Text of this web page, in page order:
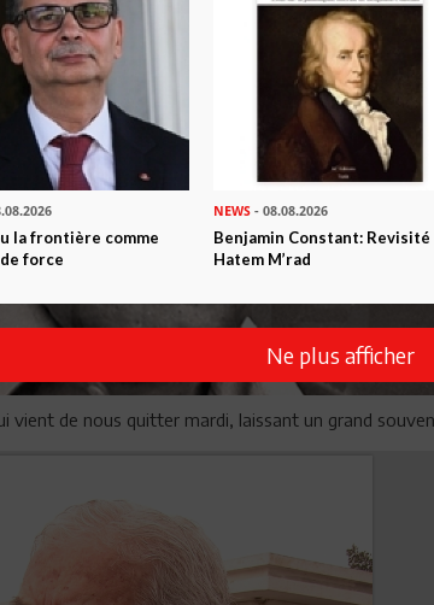
vient de nous quitter mardi, laissant un grand
la frontière comme
force
NEWS - 08.08.2026
Benjamin Constant: Revisité
Hatem M’rad
Ne plus afficher